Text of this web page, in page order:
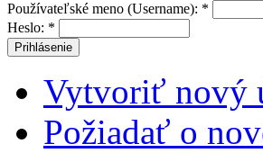
Používateľské meno (Username): *
Heslo: *
Vytvoriť nový
Požiadať o